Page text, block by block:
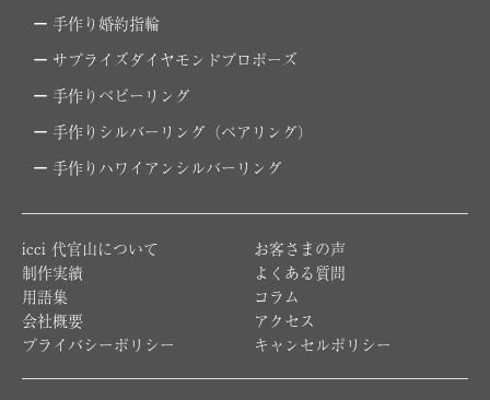
手作り婚約指輪
サプライズダイヤモンドプロポーズ
手作りベビーリング
手作りシルバーリング（ペアリング）
手作りハワイアンシルバーリング
icci 代官山について
お客さまの声
制作実績
よくある質問
用語集
コラム
会社概要
アクセス
プライバシーポリシー
キャンセルポリシー